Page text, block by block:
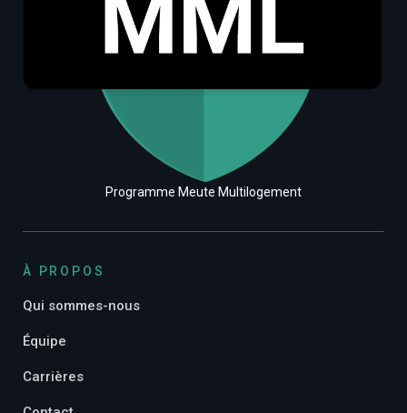
Programme Meute Multilogement
À PROPOS
Qui sommes-nous
Équipe
Carrières